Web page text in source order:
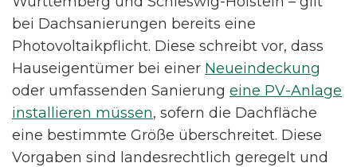
bei Dachsanierungen bereits eine
Photovoltaikpflicht. Diese schreibt vor, dass
Hauseigentümer bei einer Neueindeckung
oder umfassenden Sanierung eine PV-Anlage
installieren müssen, sofern die Dachfläche
eine bestimmte Größe überschreitet. Diese
Vorgaben sind landesrechtlich geregelt und